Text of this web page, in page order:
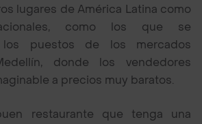
lugares de América Latina como
como los que se
los puestos de los mercados
donde los vendedores
a precios muy baratos.
restaurante que tenga una